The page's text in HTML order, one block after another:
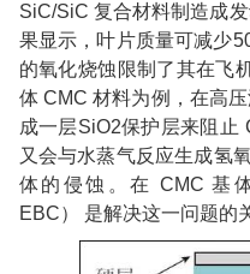
SiC/SiC 复合材料制造成
果显示，叶片质量可减少
的氧化烧蚀限制了其在飞
体CMC材料为例，在高
成一层SiO2保护层来阻止
又会与水蒸气反应生成氢
体的侵蚀。在 CMC基
EBC） 是解决这一问题的